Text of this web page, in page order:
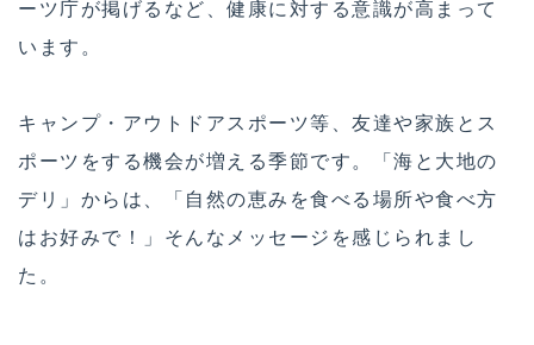
ーツ庁が掲げるなど、健康に対する意識が高まって
います。
キャンプ・アウトドアスポーツ等、友達や家族とス
ポーツをする機会が増える季節です。「海と大地の
デリ」からは、「自然の恵みを食べる場所や食べ方
はお好みで！」そんなメッセージを感じられまし
た。